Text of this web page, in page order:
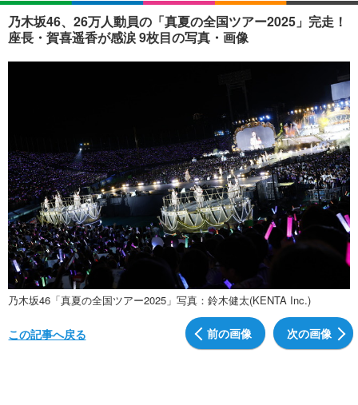
ショッピング その他
乃木坂46、26万人動員の「真夏の全国ツアー2025」完走！
座長・賀喜遥香が感涙 9枚目の写真・画像
乃木坂46「真夏の全国ツアー2025」写真：鈴木健太(KENTA Inc.)
前の画像 次の画像
この記事へ戻る